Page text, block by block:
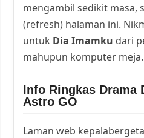
mengambil sedikit masa,
(refresh) halaman ini.
untuk Dia Imamku dari
mahupun komputer meja.
Info Ringkas Drama
Astro GO
Laman web